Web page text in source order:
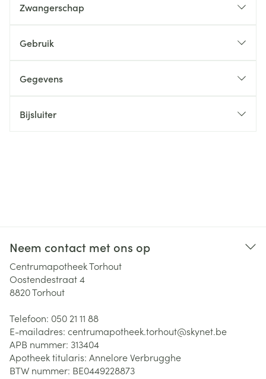
Zwangerschap
Gebruik
Gegevens
Bijsluiter
Neem contact met ons op
Centrumapotheek Torhout
Oostendestraat 4
8820Torhout
Telefoon: 050 21 11 88
E-mailadres: centrumapotheek.torhout@skynet.be
APB nummer: 313404
Apotheek titularis: Annelore Verbrugghe
BTW nummer: BE0449228873